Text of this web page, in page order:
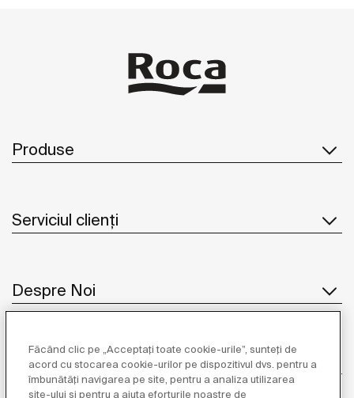
Produse
Serviciul clienți
Despre Noi
Inspirație
Făcând clic pe „Acceptați toate cookie-urile”, sunteți de
acord cu stocarea cookie-urilor pe dispozitivul dvs. pentru a
îmbunătăți navigarea pe site, pentru a analiza utilizarea
site-ului și pentru a ajuta eforturile noastre de